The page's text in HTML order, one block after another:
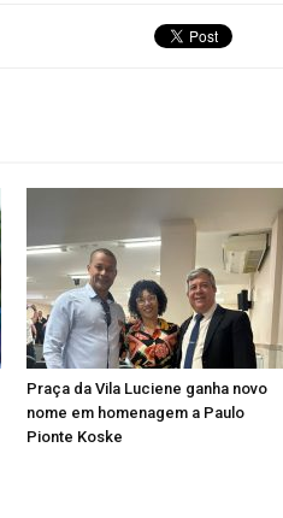
Praça da Vila Luciene ganha novo
nome em homenagem a Paulo
Pionte Koske